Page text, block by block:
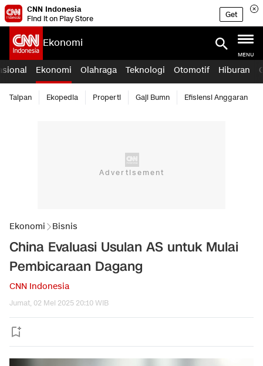
CNN Indonesia
Find it on Play Store
Get
Ekonomi
MENU
Ekonomi Olahraga Teknologi Otomotif Hiburan
Taipan Ekopedia Properti Gaji Bumn Efisiensi Anggaran
Ekonomi Bisnis
China Evaluasi Usulan AS untuk Mulai
Pembicaraan Dagang
CNN Indonesia
Jumat, 02 Mei 2025 20:10 WIB